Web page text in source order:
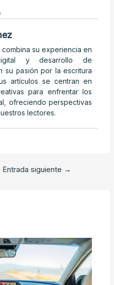
combina su experiencia en
y desarrollo de
su pasión por la escritura
artículos se centran en
para enfrentar los
ofreciendo perspectivas
lectores.
Entrada siguiente →